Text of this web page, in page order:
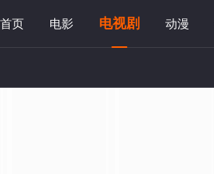
首页 电影 电视剧 动漫